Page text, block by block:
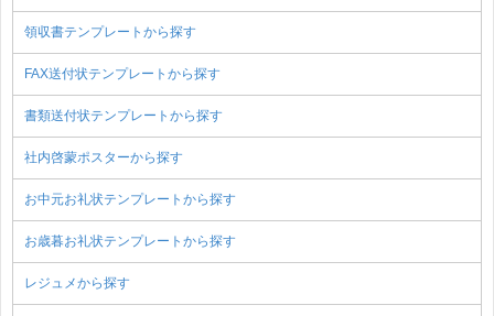
領収書テンプレートから探す
FAX送付状テンプレートから探す
書類送付状テンプレートから探す
社内啓蒙ポスターから探す
お中元お礼状テンプレートから探す
お歳暮お礼状テンプレートから探す
レジュメから探す